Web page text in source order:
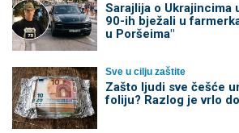
Sarajlija o Ukrajincima
90-ih bježali u
u Poršeima"
Sve u cilju zaštite
Zašto ljudi sve češće
foliju? Razlog je vrlo